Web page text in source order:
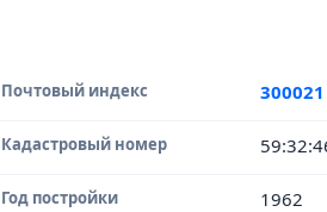
Почтовый индекс 300021
Кадастровый номер
Год постройки 1962